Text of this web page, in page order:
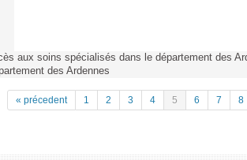
aux soins spécialisés dans le département des
des Ardennes
« précedent 1 2 3 4 5 6 7 8